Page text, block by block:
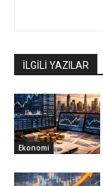
İLGİLİ YAZILAR
Ekonomi